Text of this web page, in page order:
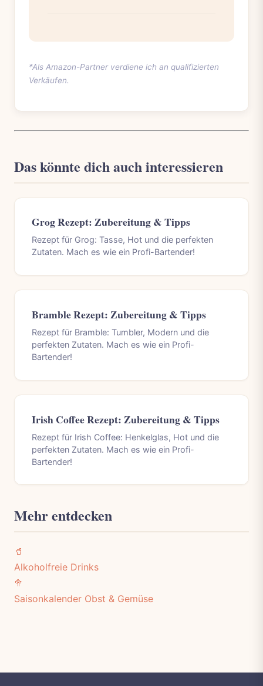
*Als Amazon-Partner verdiene ich an qualifizierten
Verkäufen.
Das könnte dich auch interessieren
Grog Rezept: Zubereitung & Tipps
Rezept für Grog: Tasse, Hot und die perfekten
Zutaten. Mach es wie ein Profi-Bartender!
Bramble Rezept: Zubereitung & Tipps
Rezept für Bramble: Tumbler, Modern und die
perfekten Zutaten. Mach es wie ein Profi-
Bartender!
Irish Coffee Rezept: Zubereitung & Tipps
Rezept für Irish Coffee: Henkelglas, Hot und die
perfekten Zutaten. Mach es wie ein Profi-
Bartender!
Mehr entdecken
🥤
Alkoholfreie Drinks
🥦
Saisonkalender Obst & Gemüse